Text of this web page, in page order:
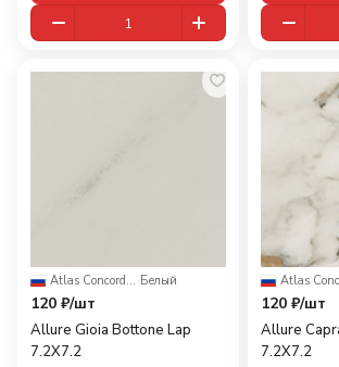
Atlas Concorde Russia ·Белый
120 ₽/шт
Allure Gioia Bottone Lap
7.2X7.2
120 ₽/шт
Allure
7.2X7.2